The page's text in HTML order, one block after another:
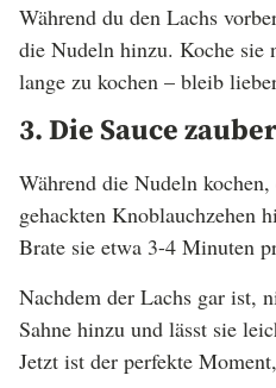
Während du den Lachs
die Nudeln hinzu. Koche sie
lange zu kochen – bleib
3. Die Sauce
Während die Nudeln
gehackten Knoblauchzehen
Brate sie etwa 3-4 Minuten
Nachdem der Lachs gar ist,
Sahne hinzu und lässt sie
Jetzt ist der perfekte